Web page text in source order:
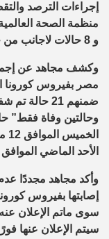
إجراءات الترصد
و 8 حالات لاجانب من جنسيات مختلفة.
وكشف مجاهد عن
ضمنهم 21
وحالتين وفاة فقط”
الأحد الماضي الموافق 8 مارس”
وأكد مجاهد مجددًا
إصابتها بفيروس
سوى ماتم الإعلان
سيتم الإعلان عنها